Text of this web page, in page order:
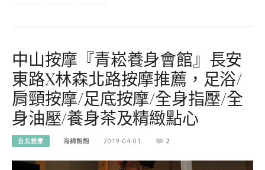
中山按摩『青崧養身會館』長安
東路X林森北路按摩推薦，足浴/
肩頸按摩/足底按摩/全身指壓/全
身油壓/養身茶及精緻點心
台北按摩 海綿飽飽 2019-04-01 2